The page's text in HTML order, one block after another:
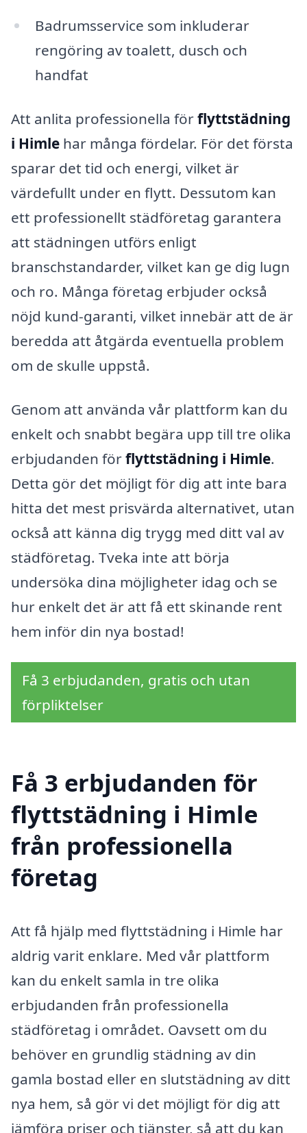
Badrumsservice som inkluderar
rengöring av toalett, dusch och
handfat
Att anlita professionella förflyttstädning
i Himle har många fördelar. För det första
sparar det tid och energi, vilket är
värdefullt under en flytt. Dessutom kan
ett professionellt städföretag garantera
att städningen utförs enligt
branschstandarder, vilket kan ge dig lugn
och ro. Många företag erbjuder också
nöjd kund-garanti, vilket innebär att de är
beredda att åtgärda eventuella problem
om de skulle uppstå.
Genom att använda vår plattform kan du
enkelt och snabbt begära upp till tre olika
erbjudanden förflyttstädning i Himle.
Detta gör det möjligt för dig att inte bara
hitta det mest prisvärda alternativet, utan
också att känna dig trygg med ditt val av
städföretag. Tveka inte att börja
undersöka dina möjligheter idag och se
hur enkelt det är att få ett skinande rent
hem inför din nya bostad!
Få 3 erbjudanden, gratis och utan
förpliktelser
Få 3 erbjudanden för
flyttstädning i Himle
från professionella
företag
Att få hjälp med flyttstädning i Himle har
aldrig varit enklare. Med vår plattform
kan du enkelt samla in tre olika
erbjudanden från professionella
städföretag i området. Oavsett om du
behöver en grundlig städning av din
gamla bostad eller en slutstädning av ditt
nya hem, så gör vi det möjligt för dig att
jämföra priser och tjänster, så att du kan